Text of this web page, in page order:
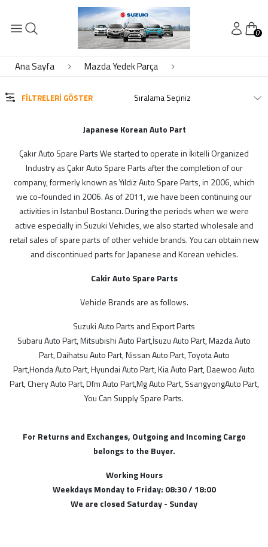
0
KATEGORİLER
Bmw Yedek Parça
Byd Yedek Parça
DAİHATSU
Daihatsu Yedek Parça
Dfm Dfsk Yedek Parça
Ford Yedek Parça
Geely Yedek Parça
Honda Yedek Parça
Mercedes Yedek Parça
Mg Yedek Parça
Mitsubishi Yedek Parça
Nissan Yedek Parça
Peugeot Yedek Parça
Ssangyong Yedek Parça
Subaru Yedek Parça
ithal
Yerli
İthal Ürünlerimiz
Alman
Ana Sayfa Mazda Yedek Parça
FILTRELERI GÖSTER
Japanese Korean Auto Part
Çakır Auto Spare Parts We started to operate in İkitelli Organized
Industry as Çakır Auto Spare Parts after the completion of our
company, formerly known as Yıldız Auto Spare Parts, in 2006, which
we co-founded in 2006. As of 2011, we have been continuing our
activities in Istanbul Bostancı. During the periods when we were
active especially in Suzuki Vehicles, we also started wholesale and
retail sales of spare parts of other vehicle brands. You can obtain new
and discontinued parts for Japanese and Korean vehicles.
Cakir Auto Spare Parts
Vehicle Brands are as follows.
Suzuki Auto Parts and Export Parts
Subaru Auto Part, Mitsubishi Auto Part,İsuzu Auto Part, Mazda Auto
Part, Daihatsu Auto Part, Nissan Auto Part, Toyota Auto
Part,Honda Auto Part, Hyundai Auto Part, Kia Auto Part, Daewoo Auto
Part, Chery Auto Part, Dfm Auto Part,Mg Auto Part, SsangyongAuto Part,
You Can Supply Spare Parts.
For Returns and Exchanges, Outgoing and Incoming Cargo
belongs to the Buyer.
Working Hours
Weekdays Monday to Friday: 08:30 / 18:00
We are closed Saturday - Sunday